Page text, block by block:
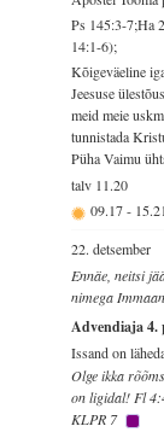
Ps 145:3-7;Ha
14:1-6);
Kõigeväeline
Jeesuse
meid meie
tunnistada
Püha Vaimu
talv 11.20
09.17-
22. detsember
Ennäe, neitsi
nimega
Advendiaja 4.
Issand on
Olge ikka
on ligidal! Fl
KLPR 7